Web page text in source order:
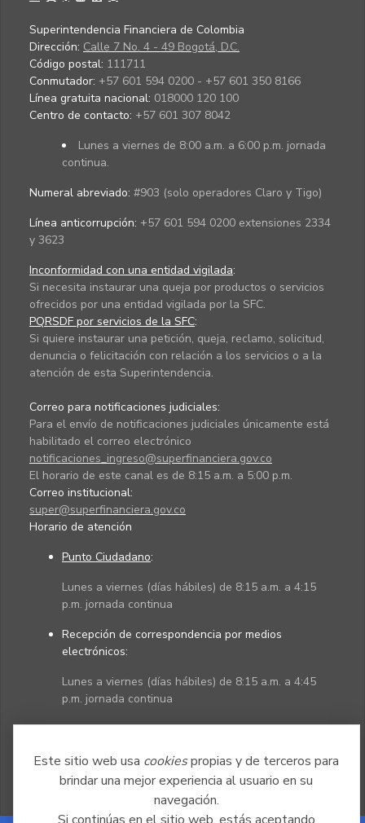
Este sitio web usa cookiespropias y de terceros para
brindar una mejor experiencia al usuario en su
navegación.
Superintendencia Financiera de Colombia
Dirección: Calle 7 No. 4 - 49 Bogotá, D.C.
Código postal: 111711
Conmutador: +57 601 594 0200 - +57 601 350 8166
Línea gratuita nacional: 018000 120 100
Centro de contacto: +57 601 307 8042
Lunes a viernes de 8:00 a.m. a 6:00 p.m. jornada
continua.
Numeral abreviado: #903 (solo operadores Claro y Tigo)
Línea anticorrupción: +57 601 594 0200 extensiones 2334
y 3623
Inconformidad con una entidad vigilada:
Si necesita instaurar una queja por productos o servicios
ofrecidos por una entidad vigilada por la SFC.
PQRSDF por servicios de la SFC:
Si quiere instaurar una petición, queja, reclamo, solicitud,
denuncia o felicitación con relación a los servicios o a la
atención de esta Superintendencia.
Correo para notificaciones judiciales:
Para el envío de notificaciones judiciales únicamente está
habilitado el correo electrónico
notificaciones_ingreso@superfinanciera.gov.co
El horario de este canal es de 8:15 a.m. a 5:00 p.m.
Correo institucional:
super@superfinanciera.gov.co
Horario de atención
Punto Ciudadano:
Lunes a viernes (días hábiles) de 8:15 a.m. a 4:15
p.m. jornada continua
Recepción de correspondencia por medios
electrónicos:
Lunes a viernes (días hábiles) de 8:15 a.m. a 4:45
p.m. jornada continua